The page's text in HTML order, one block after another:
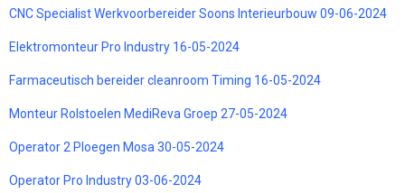
CNC Specialist Werkvoorbereider Soons Interieurbouw 09-06-2024
Elektromonteur Pro Industry 16-05-2024
Farmaceutisch bereider cleanroom Timing 16-05-2024
Monteur Rolstoelen MediReva Groep 27-05-2024
Operator 2 Ploegen Mosa 30-05-2024
Operator Pro Industry 03-06-2024